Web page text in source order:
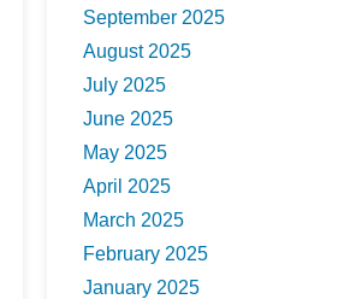
September 2025
August 2025
July 2025
June 2025
May 2025
April 2025
March 2025
February 2025
January 2025